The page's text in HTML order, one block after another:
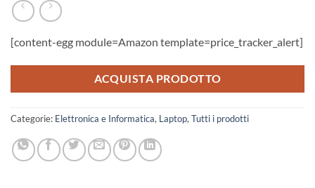
[content-egg module=Amazon template=price_tracker_alert]
ACQUISTA PRODOTTO
Categorie: Elettronica e Informatica, Laptop, Tutti i prodotti